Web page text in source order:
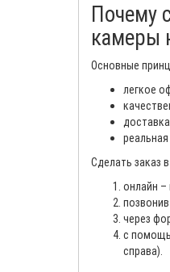
Почему
камеры
Основные
легкое
Сделать заказ
онлайн –
через
с
справа).